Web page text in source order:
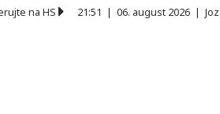
na HS 21:51 | 06. august 2026 |